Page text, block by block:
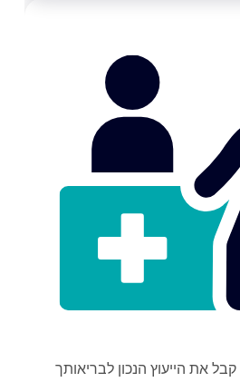
קבל את הייעוץ הנכון לבריאותך